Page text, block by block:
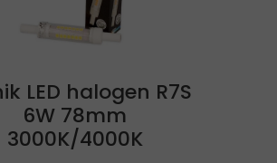
LED halogen R7S
6W 78mm
3000K/4000K